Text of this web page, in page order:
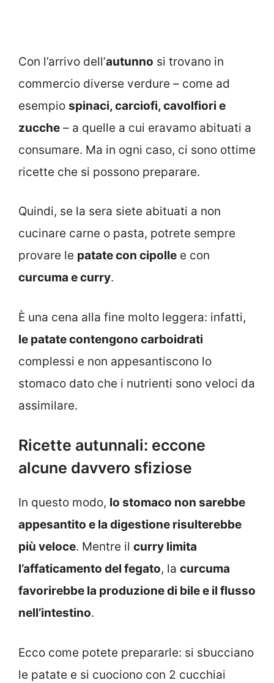
Con l’arrivo dell’autunno si trovano in
commercio diverse verdure – come ad
esempio spinaci, carciofi, cavolfiori e
zucche – a quelle a cui eravamo abituati a
consumare. Ma in ogni caso, ci sono ottime
ricette che si possono preparare.
Quindi, se la sera siete abituati a non
cucinare carne o pasta, potrete sempre
provare le patate con cipolle e con
curcuma e curry.
È una cena alla fine molto leggera: infatti,
le patate contengono carboidrati
complessi e non appesantiscono lo
stomaco dato che i nutrienti sono veloci da
assimilare.
Ricette autunnali: eccone
alcune davvero sfiziose
In questo modo, lo stomaco non sarebbe
appesantito e la digestione risulterebbe
più veloce. Mentre il curry limita
l’affaticamento del fegato, la curcuma
favorirebbe la produzione di bile e il flusso
nell’intestino.
Ecco come potete prepararle: si sbucciano
le patate e si cuociono con 2 cucchiai